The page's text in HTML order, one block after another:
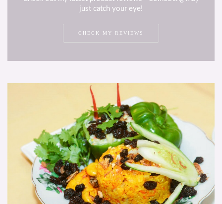
just catch your eye!
CHECK MY REVIEWS